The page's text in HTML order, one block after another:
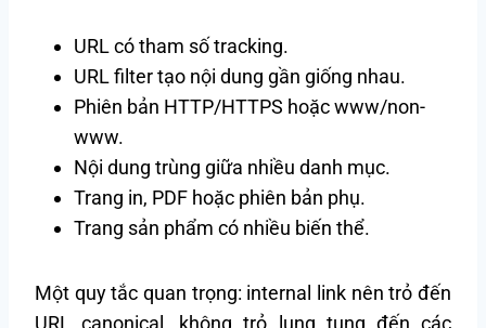
URL có tham số tracking.
URL filter tạo nội dung gần giống nhau.
Phiên bản HTTP/HTTPS hoặc www/non-
www.
Nội dung trùng giữa nhiều danh mục.
Trang in, PDF hoặc phiên bản phụ.
Trang sản phẩm có nhiều biến thể.
Một quy tắc quan trọng: internal link nên trỏ đến
URL canonical, không trỏ lung tung đến các